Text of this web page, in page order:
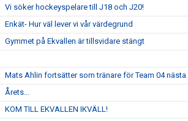
Vi söker hockeyspelare till J18 och J20!
Enkät- Hur väl lever vi vår värdegrund
Gymmet på Ekvallen är tillsvidare stängt
Mats Ahlin fortsätter som tränare för Team 04
Årets...
KOM TILL EKVALLEN IKVÄLL!